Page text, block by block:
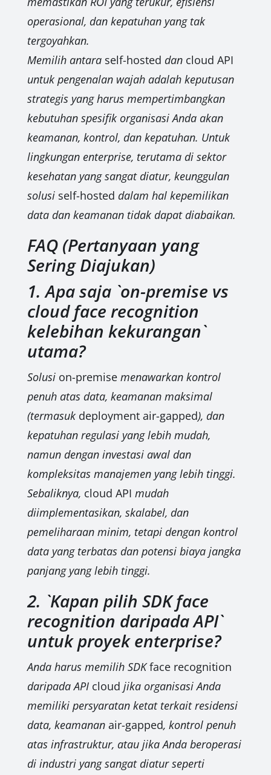
operasional, dan kepatuhan yang tak
tergoyahkan.
Memilih antara self-hosted dan cloud API
untuk pengenalan wajah adalah keputusan
strategis yang harus mempertimbangkan
kebutuhan spesifik organisasi Anda akan
keamanan, kontrol, dan kepatuhan. Untuk
lingkungan enterprise, terutama di sektor
kesehatan yang sangat diatur, keunggulan
solusi self-hosted dalam hal kepemilikan
data dan keamanan tidak dapat diabaikan.
FAQ (Pertanyaan yang
Sering Diajukan)
1. Apa saja `on-premise vs
cloud face recognition
kelebihan kekurangan`
utama?
Solusi on-premisemenawarkan kontrol
penuh atas data, keamanan maksimal
(termasuk deployment air-gapped), dan
kepatuhan regulasi yang lebih mudah,
namun dengan investasi awal dan
kompleksitas manajemen yang lebih tinggi.
Sebaliknya, cloud API mudah
diimplementasikan, skalabel, dan
pemeliharaan minim, tetapi dengan kontrol
data yang terbatas dan potensi biaya jangka
panjang yang lebih tinggi.
2. `Kapan pilih SDK face
recognition daripada API`
untuk proyek enterprise?
Anda harus memilih SDKface recognition
daripada API cloud jika organisasi Anda
memiliki persyaratan ketat terkait residensi
data, keamanan air-gapped, kontrol penuh
atas infrastruktur, atau jika Anda beroperasi
di industri yang sangat diatur seperti